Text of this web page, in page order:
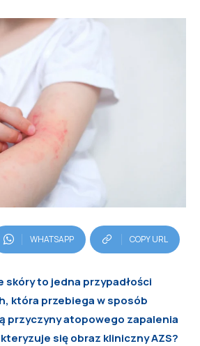
WHATSAPP COPY URL
skóry to jedna przypadłości
która przebiega w sposób
przyczyny atopowego zapalenia
się obraz kliniczny AZS?